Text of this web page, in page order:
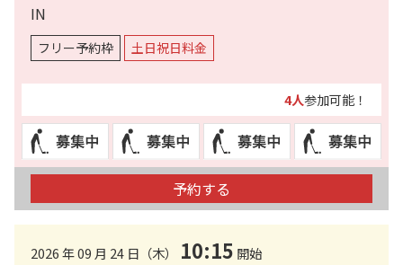
IN
フリー予約枠 土日祝日料金
4人参加可能！
予約する
2026 年 09 月 24 日（木） 10:15 開始